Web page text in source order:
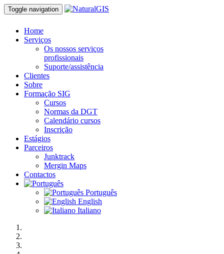
Toggle navigation
Home
Serviços
Os nossos serviços
profissionais
Suporte/assistência
Clientes
Sobre
Formação SIG
Cursos
Normas da DGT
Calendário cursos
Inscrição
Estágios
Parceiros
Junktrack
Mergin Maps
Contactos
Português
English
Italiano